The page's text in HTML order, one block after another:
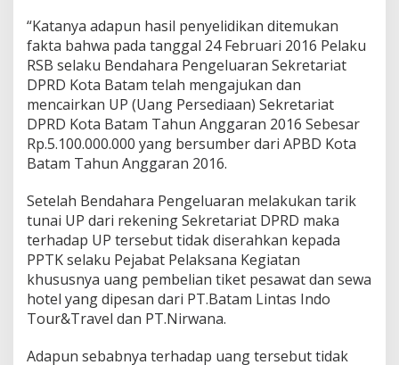
t
a
s
“Katanya adapun hasil penyelidikan ditemukan
fakta bahwa pada tanggal 24 Februari 2016 Pelaku
RSB selaku Bendahara Pengeluaran Sekretariat
DPRD Kota Batam telah mengajukan dan
mencairkan UP (Uang Persediaan) Sekretariat
DPRD Kota Batam Tahun Anggaran 2016 Sebesar
Rp.5.100.000.000 yang bersumber dari APBD Kota
Batam Tahun Anggaran 2016.
Setelah Bendahara Pengeluaran melakukan tarik
tunai UP dari rekening Sekretariat DPRD maka
terhadap UP tersebut tidak diserahkan kepada
PPTK selaku Pejabat Pelaksana Kegiatan
khususnya uang pembelian tiket pesawat dan sewa
hotel yang dipesan dari PT.Batam Lintas Indo
Tour&Travel dan PT.Nirwana.
Adapun sebabnya terhadap uang tersebut tidak